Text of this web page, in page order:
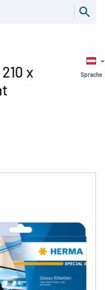
Sprache
x